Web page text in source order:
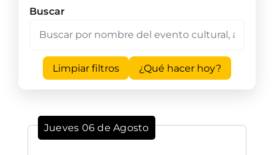
Buscar
Limpiar filtros ¿Qué hacer hoy?
Jueves 06 de Agosto